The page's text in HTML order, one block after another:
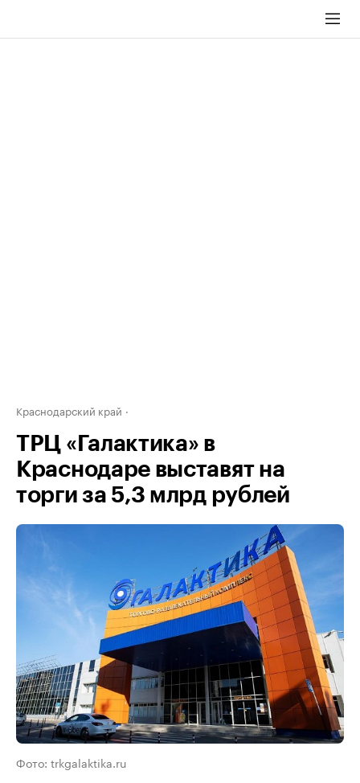
Краснодарский край
ТРЦ «Галактика» в
Краснодаре выставят на
торги за 5,3 млрд рублей
Фото: trkgalaktika.ru